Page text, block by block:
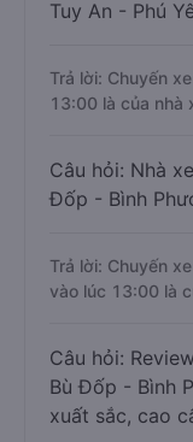
Tuy An - Phú
Trả lời: Chuyến
13:00 là của nhà
Câu hỏi: Nhà
Đốp - Bình
Trả lời: Chuyến
vào lúc 13:00 là
Câu hỏi:
Bù Đốp - Bình
xuất sắc, cao